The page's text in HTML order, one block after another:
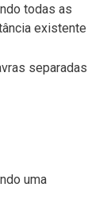
todas as
existente
separadas
uma